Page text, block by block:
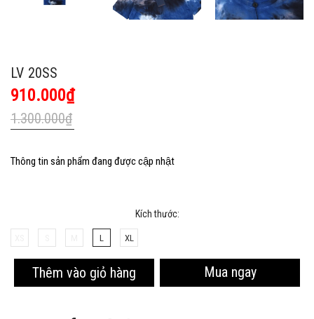
LV 20SS
910.000₫
1.300.000₫
Thông tin sản phẩm đang được cập nhật
Kích thước:
L XL
Thêm vào giỏ hàng Mua ngay